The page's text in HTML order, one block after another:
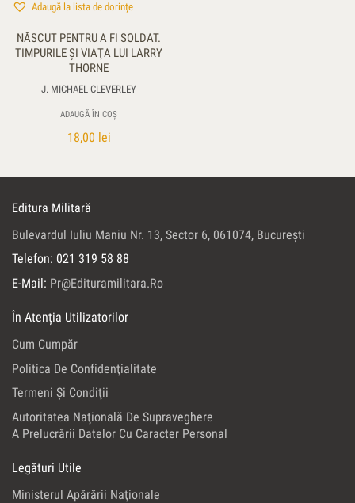
Adaugă la lista de dorințe
NĂSCUT PENTRU A FI SOLDAT.
TIMPURILE ŞI VIAŢA LUI LARRY
THORNE
J. MICHAEL CLEVERLEY
ADAUGĂ ÎN COȘ
18,00 lei
Editura Militară
Bulevardul Iuliu Maniu Nr. 13, Sector 6, 061074, Bucureşti
Telefon: 021 319 58 88
E-Mail: Pr@edituramilitara.ro
În Atenția Utilizatorilor
Cum Cumpăr
Politica De Confidenţialitate
Termeni Şi Condiţii
Autoritatea Naţională De Supraveghere
A Prelucrării Datelor Cu Caracter Personal
Legături Utile
Ministerul Apărării Naţionale